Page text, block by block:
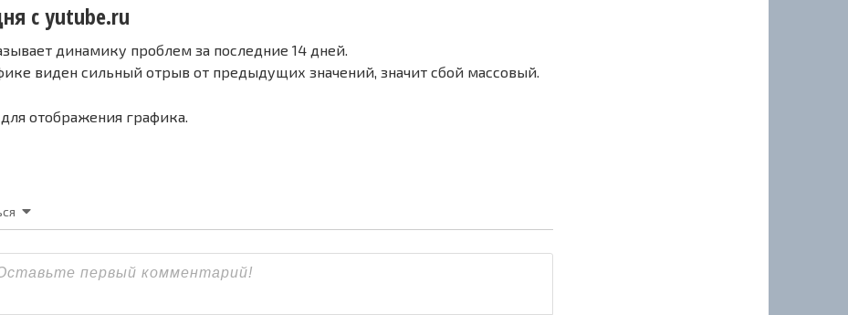
с yutube.ru
динамику проблем за последние 14 дней.
виден сильный отрыв от предыдущих значений, значит сбой массовый.
отображения графика.